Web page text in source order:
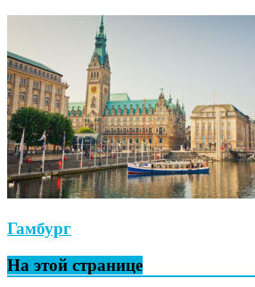
Гамбург
На этой странице